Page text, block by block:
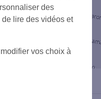
des
lire des vidéos et
vos choix à